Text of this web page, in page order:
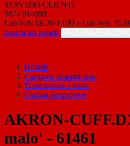
SERVIZIO CLIENTI
0874 014088
Lun-Sab: 08.30-13.00 e Lun-Ven:
ricerca nei reparti
HOME
Categorie ricambi auto
Trasmissione a ruota
Guaina parapolvere
AKRON-
malo' - 61461